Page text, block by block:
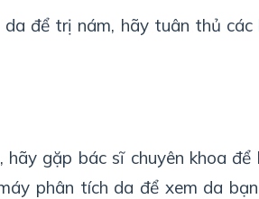
để trị nám, hãy tuân thủ các
hãy gặp bác sĩ chuyên khoa
phân tích da để xem da